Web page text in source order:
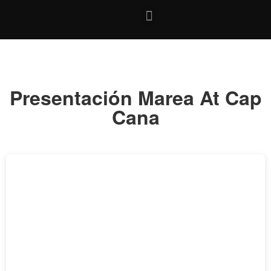
Presentación Marea At Cap
Cana